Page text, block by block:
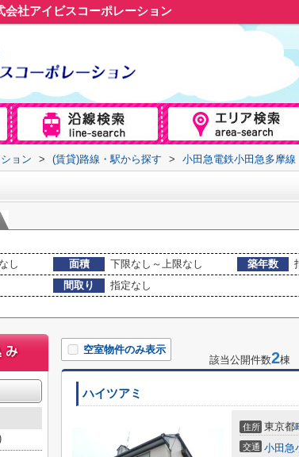
会社アイビスコーポレーション
ョン > (賃貸)路線・駅から探す > 小田急電鉄小田急多摩線
し 面積 下限なし～上限なし 築年数
間取り
指定なし
空室物件のみ表示
該当公開件数2棟
ハイツアミ
住所 東京都
交通 小田急